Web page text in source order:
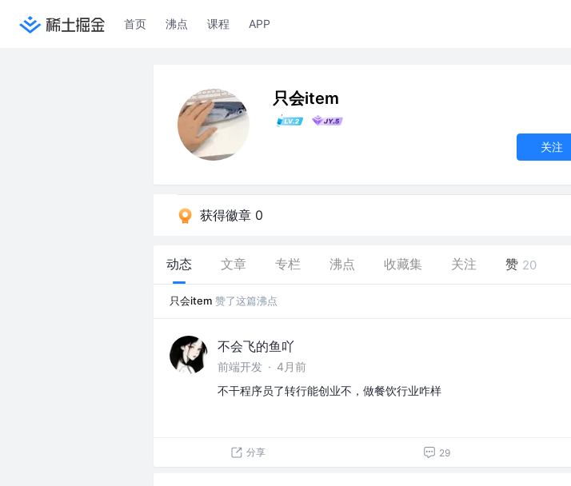
首页 沸点 课程 APP
只会item
关注
获得徽章 0
动态 文章 专栏 沸点 收藏集 关注 赞 20
只会item 赞了这篇沸点
不会飞的鱼吖
前端开发 · 4月前
不干程序员了转行能创业不，做餐饮行业咋样
分享 29